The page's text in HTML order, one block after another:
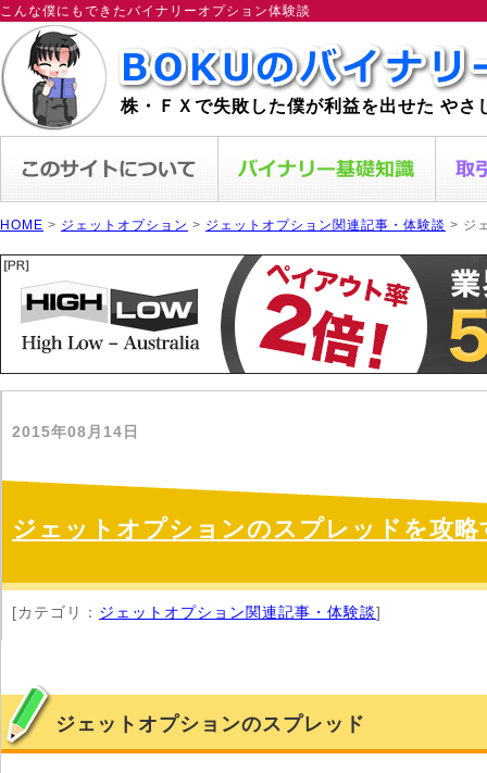
こんな僕にもできたバイナリーオプション体験談
株・ＦＸで失敗した僕が利益を出せた やさ
HOME > ジェットオプション > ジェットオプション関連記事・体験談 > ジ
2015年08月14日
ジェットオプションのスプレッドを攻
[カテゴリ： ジェットオプション関連記事・体験談]
ジェットオプションのスプレッド